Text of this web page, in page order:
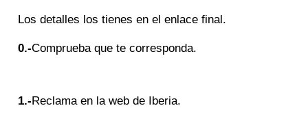
Los detalles los tienes en el enlace final.
0.-Comprueba que te corresponda.
1.-Reclama en la web de Iberia.